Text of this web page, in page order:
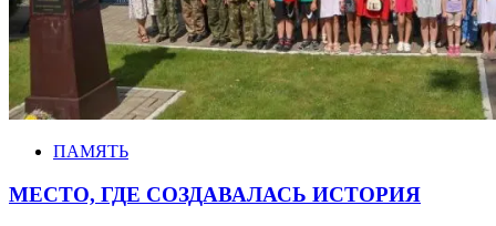
ПАМЯТЬ
МЕСТО, ГДЕ СОЗДАВАЛАСЬ ИСТОРИЯ